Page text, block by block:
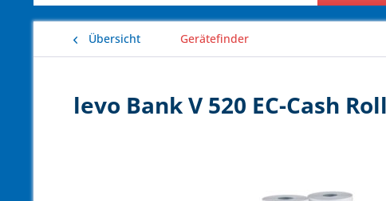
Übersicht Gerätefinder
levo Bank V 520 EC-Cash